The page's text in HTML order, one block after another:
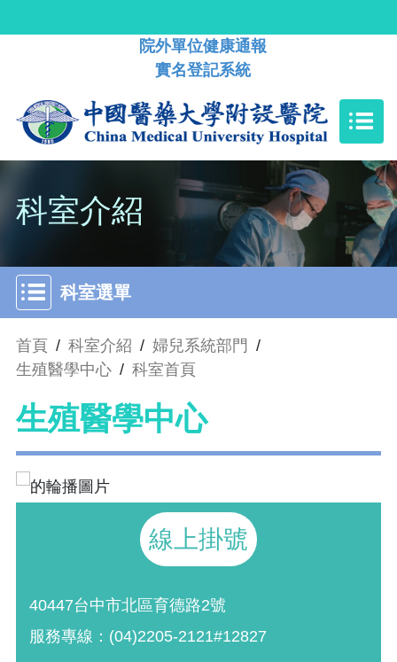
院外單位健康通報
實名登記系統
科室介紹
科室選單
首頁 / 科室介紹 / 婦兒系統部門 /
生殖醫學中心 / 科室首頁
生殖醫學中心
線上掛號
40447台中市北區育德路2號
服務專線：(04)2205-2121#12827